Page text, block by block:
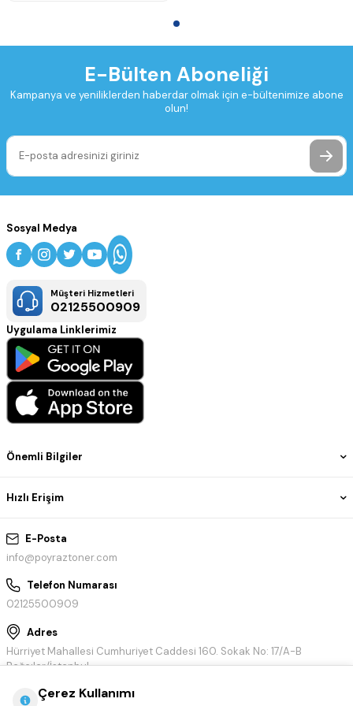
E-Bülten Aboneliği
Kampanya ve yeniliklerden haberdar olmak için e-bültenimize abone
olun!
E-Posta
info@poyraztoner.com
Telefon Numarası
02125500909
Adres
Hürriyet Mahallesi Cumhuriyet Caddesi 160. Sokak No: 17/A-B
Bağcılar/İstanbul
Önemli Bilgiler
Hızlı Erişim
Sosyal Medya
Müşteri Hizmetleri
02125500909
Uygulama Linklerimiz
Çerez Kullanımı